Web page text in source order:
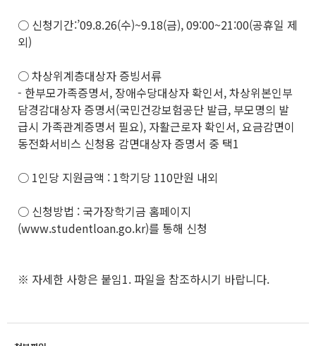
○ 신청기간:’09.8.26(수)~9.18(금), 09:00~21:00(공휴일 제
외)
○ 차상위계층대상자 증빙서류
- 한부모가족증명서, 장애수당대상자 확인서, 차상위본인부
담경감대상자 증명서(국민건강보험공단 발급, 부모명의 발
급시 가족관계증명서 필요), 자활근로자 확인서, 요금감면이
동전화서비스 신청용 감면대상자 증명서 중 택1
○ 1인당 지원금액 : 1학기당 110만원 내외
○ 신청방법 : 국가장학기금 홈페이지
(www.studentloan.go.kr)를 통해 신청
※ 자세한 사항은 붙임1. 파일을 참조하시기 바랍니다.